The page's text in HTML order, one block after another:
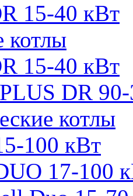
15-40 кВт
котлы
15-40 кВт
DR
котлы
100 кВт
17-100